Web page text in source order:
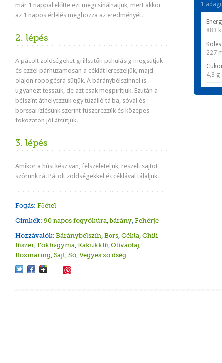
már 1 nappal előtte ezt megcsinálhatjuk, mert akkor
az 1 napos érlelés meghozza az eredményét.
2. lépés
A pácolt zöldségeket grillsütőn puhulásig megsütjük
és ezzel párhuzamosan a céklát lereszeljük, majd
olajon ropogósra sütjük. A báránybélszínnel is
ugyanezt tesszük, de azt csak megpirítjuk. Ezután a
bélszínt áthelyezzük egy tűzálló tálba, sóval és
borssal ízlésünk szerint fűszerezzük és közepes
fokozaton jól átsütjük.
3. lépés
Amikor a húsi kész van, felszeleteljük, reszelt sajtot
szórunk rá. Pácolt zöldségekkel és céklával tálaljuk.
Fogás: Főétel
Cimkék: 90 napos fogyókúra, bárány, Fehérje
Hozzávalók: Báránybélszín, Bors, Cékla, Chili
fűszer, Fokhagyma, Kakukkfű, Olívaolaj,
Rozmaring, Sajt, Só, Vegyes zöldség
1
883
227
4,3 g